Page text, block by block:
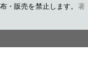
・販売を禁止します。 著